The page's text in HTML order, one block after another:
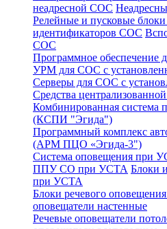
неадресной СОС
Релейные и пусковые
идентификаторов СОС
СОС
Программное
УРМ для СОС с
Серверы для СОС с
Средства
Комбинированная система
(КСПИ "Эгида")
Программный комплекс
(АРМ ПЦО «Эгида-3")
Система оповещения при
ППУ СО при УСТА Блоки
при УСТА
Блоки речевого
оповещатели настенные
Речевые оповещатели